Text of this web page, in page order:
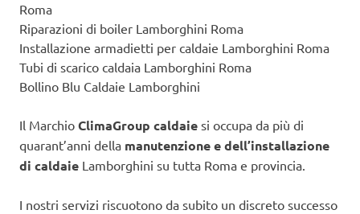
Roma
Riparazioni di boiler Lamborghini Roma
Installazione armadietti per caldaie Lamborghini Roma
Tubi di scarico caldaia Lamborghini Roma
Bollino Blu Caldaie Lamborghini
Il Marchio ClimaGroup caldaie si occupa da più di
quarant’anni della manutenzione e dell’installazione
di caldaie Lamborghini su tutta Roma e provincia.
I nostri servizi riscuotono da subito un discreto successo